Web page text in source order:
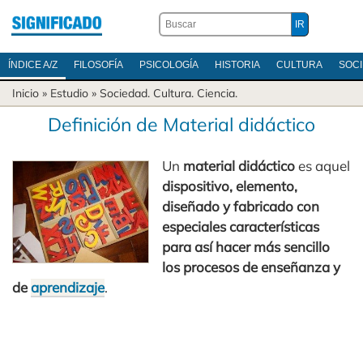
ÍNDICE A/Z FILOSOFÍA PSICOLOGÍA HISTORIA CULTURA
Inicio » Estudio » Sociedad. Cultura. Ciencia.
Definición de Material didáctico
Un material didácticoes aquel
dispositivo, elemento,
diseñado y fabricado con
especiales características
para así hacer más sencillo
los procesos de enseñanza y
deaprendizaje.